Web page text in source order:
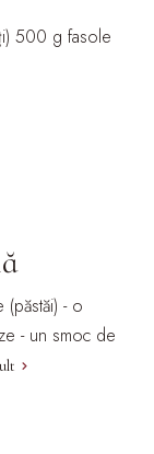
500 g fasole
- o
- un smoc de